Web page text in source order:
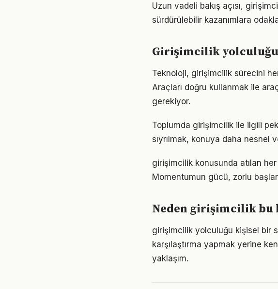
Uzun vadeli bakış açısı,
sürdürülebilir kazanımlara
Girişimcilik
Teknoloji, girişimcilik sürecini
Araçları doğru kullanmak ile
gerekiyor.
Toplumda girişimcilik ile ilgili
sıyrılmak, konuya daha nesnel
girişimcilik konusunda atılan
Momentumun gücü, zorlu
Neden girişimcilik bu
girişimcilik yolculuğu kişisel bir
karşılaştırma yapmak yerine
yaklaşım.